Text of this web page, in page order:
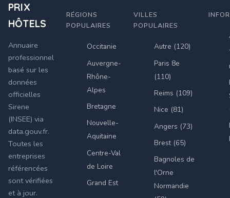
PRIX
HÔTELS
Annuaire
professionnel
basé sur les
données
officielles
Sirene
(INSEE) via
data.gouv.fr.
Toutes les
entreprises
référencées
sont vérifiées
et à jour.
RÉGIONS
POPULAIRES
Occitanie
Auvergne-
Rhône-
Alpes
Bretagne
Nouvelle-
Aquitaine
Centre-Val
de Loire
Grand Est
VILLES
POPULAIRES
Autre (120)
Paris 8e
(110)
Reims (109)
Nice (81)
Angers (73)
Brest (65)
Bagnoles de
l'Orne
Normandie